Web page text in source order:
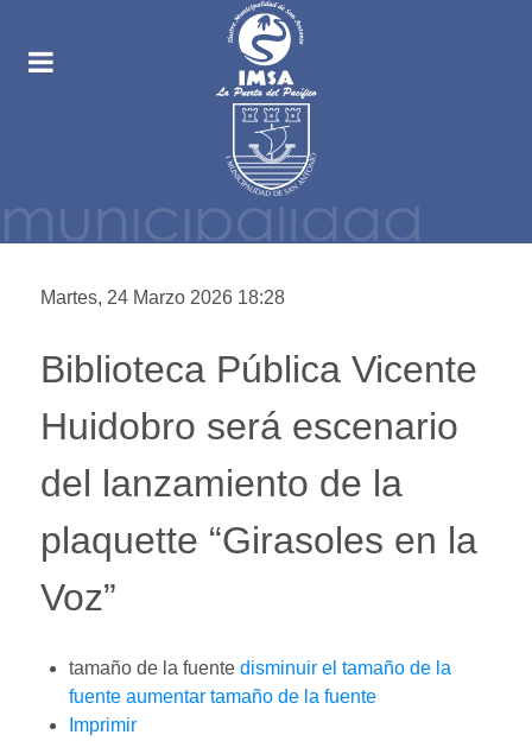
Martes, 24 Marzo 2026 18:28
Biblioteca Pública Vicente
Huidobro será escenario
del lanzamiento de la
plaquette “Girasoles en la
Voz”
tamaño de la fuente disminuir el tamaño de la
fuente aumentar tamaño de la fuente
Imprimir